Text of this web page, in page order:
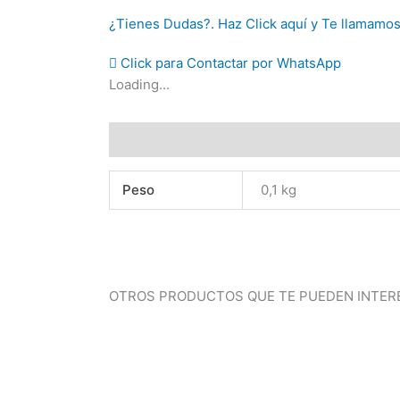
¿Tienes Dudas?. Haz Click aquí y Te llamamos
Click para Contactar por WhatsApp
Loading...
Peso 0,1 kg
OTROS PRODUCTOS QUE TE PUEDEN